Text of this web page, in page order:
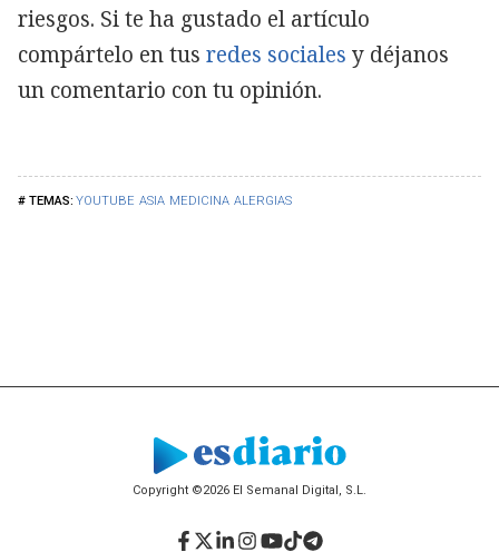
YOUTUBE ASIA MEDICINA ALERGIAS
riesgos. Si te ha gustado el artículo
compártelo en tus redes sociales y déjanos
un comentario con tu opinión.
Copyright ©2026 El Semanal Digital, S.L.
Facebook
Twitter
LinkedIn
Instagram
YouTube
TikTok
Telegram